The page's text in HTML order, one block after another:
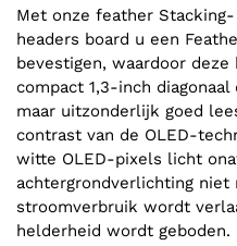
Met onze feather
headers board u een
bevestigen, waardoor
compact 1,3-inch
maar uitzonderlijk goed
contrast van de OLED-
witte OLED-pixels licht
achtergrondverlichting niet
stroomverbruik wordt
helderheid wordt geboden.